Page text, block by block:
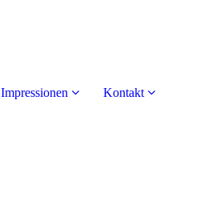
Impressionen Kontakt